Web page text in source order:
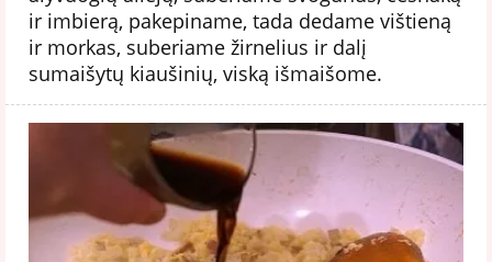
ir imbierą, pakepiname, tada dedame vištieną
ir morkas, suberiame žirnelius ir dalį
sumaišytų kiaušinių, viską išmaišome.